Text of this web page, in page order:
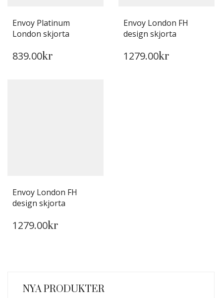
Envoy Platinum
London skjorta
HÄR
839.00kr
Envoy London FH
design skjorta
HÄR
1279.00kr
Envoy London FH
design skjorta
HÄR
OLIKA
1279.00kr
NYA PRODUKTER